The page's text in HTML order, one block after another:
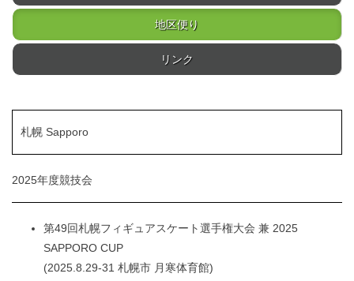
地区便り
リンク
札幌 Sapporo
2025年度競技会
第49回札幌フィギュアスケート選手権大会 兼 2025
SAPPORO CUP
(2025.8.29-31 札幌市 月寒体育館)